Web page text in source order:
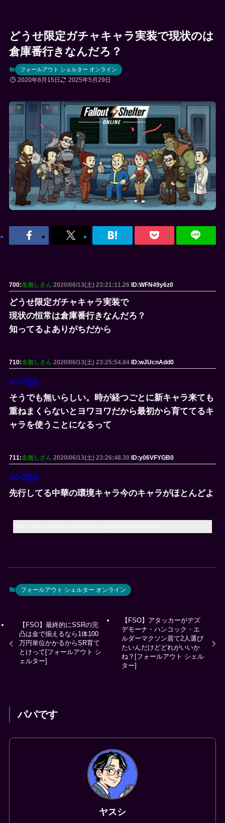
どうせ限定ガチャキャラ実装で現状のは
倉庫番行きなんだろ？
フォールアウト シェルター オンライン
2020年6月15日 2025年5月29日
700:名無しさん 2020/06/13(土) 23:21:11.26 ID:WFN49y6z0
どうせ限定ガチャキャラ実装で
現状の恒常は倉庫番行きなんだろ？
知ってるよありがちだから
710:名無しさん 2020/06/13(土) 23:25:54.84 ID:wJUcnAdd0
>>700
そうでも無いらしい。時が経つごとに新キャラ来ても
重ねまくらないとヨワヨワだから最初から育ててるキ
ャラを使うことになるって
711:名無しさん 2020/06/13(土) 23:26:48.30 ID:y06VFYGB0
>>700
先行してる中華の環境キャラ今のキャラがほとんどよ
フォールアウト シェルター オンライン
【FSO】最終的にSSRの完
凸は金で揃えるなら1体100
万円単位かかるからSR育て
とけって[フォールアウト シ
ェルター]
【FSO】アタッカーがデズ
デモーナ・ハンコック・エ
ルダーマクソン居て2人選び
たいんだけどどれがいいか
ね？[フォールアウト シェル
ター]
パパです
ヤスシ